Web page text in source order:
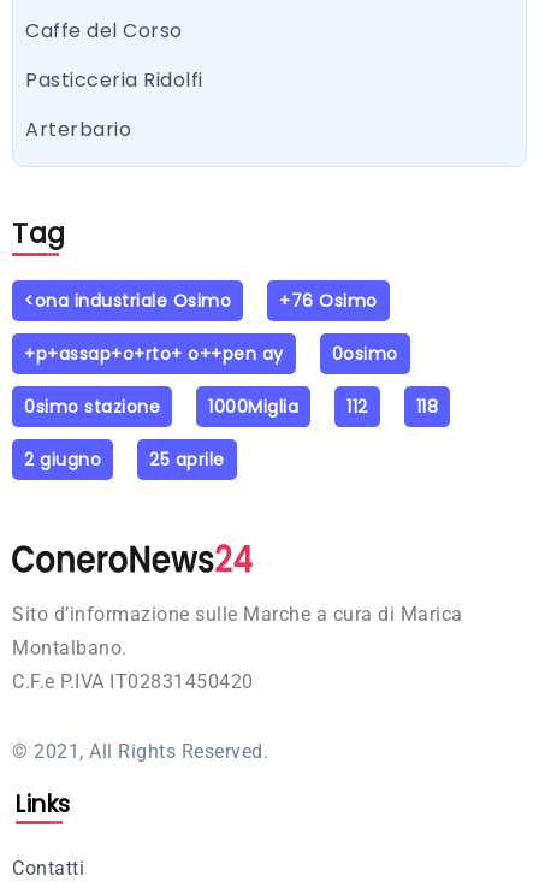
Caffe del Corso
Pasticceria Ridolfi
Arterbario
Tag
<ona industriale Osimo +76 Osimo
+p+assap+o+rto+ o++pen ay 0osimo
0simo stazione 1000Miglia 112 118
2 giugno 25 aprile
Sito d’informazione sulle Marche a cura di Marica
Montalbano.
C.F.e P.IVA IT02831450420
© 2021, All Rights Reserved.
Links
Contatti